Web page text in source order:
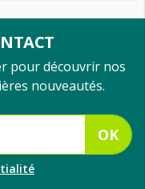
pour découvrir nos
nouveautés.
OK